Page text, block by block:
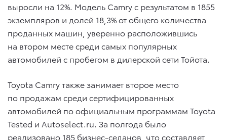
выросли на 12%. Модель Camry с результатом в 1855
экземпляров и долей 18,3% от общего количества
проданных машин, уверенно расположившись
на втором месте среди самых популярных
автомобилей с пробегом в дилерской сети Тойота.
Toyota Camry также занимает второе место
по продажам среди сертифицированных
автомобилей по официальным программам Toyota
Tested и Autoselect.ru. За полгода было
реализовано 185 бизнес-седанов, что составляет